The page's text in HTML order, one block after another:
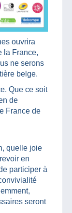
ouvrira
la France,
ne serons
belge.
Que ce soit
de
France de
quelle joie
en
participer à
seront